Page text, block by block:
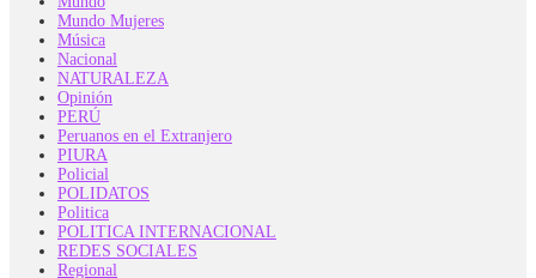
Mundo Mujeres
Música
Nacional
NATURALEZA
Opinión
PERÚ
Peruanos en el Extranjero
PIURA
Policial
POLIDATOS
Politica
POLITICA INTERNACIONAL
REDES SOCIALES
Regional